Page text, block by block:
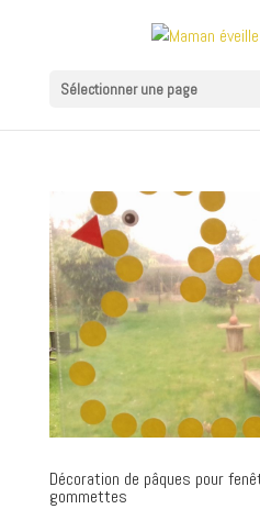
Sélectionner une page
Décoration de pâques pour
gommettes